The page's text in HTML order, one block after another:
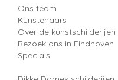
Ons team
Kunstenaars
Over de kunstschilderijen
Bezoek ons in Eindhoven
Specials